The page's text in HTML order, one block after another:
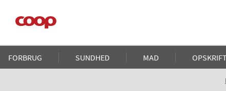
hovedindhold
Main
navigation
FORBRUG SUNDHED MAD
Brødkrumme